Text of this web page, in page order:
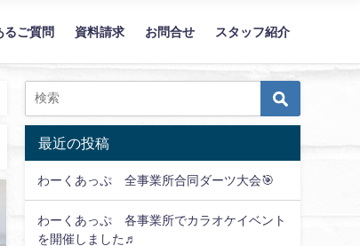
るご質問 資料請求 お問合せ スタッフ紹介
生市/羽村市/瑞穂町）
最近の投稿
わーくあっぷ 全事業所合同ダーツ大会🎯
わーくあっぷ 各事業所でカラオケイベント
を開催しました♬